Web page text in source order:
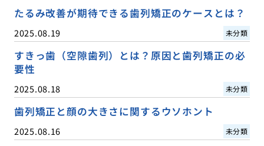
たるみ改善が期待できる歯列矯正のケースとは？
2025.08.19 未分類
すきっ歯（空隙歯列）とは？原因と歯列矯正の必
要性
2025.08.18 未分類
歯列矯正と顔の大きさに関するウソホント
2025.08.16 未分類